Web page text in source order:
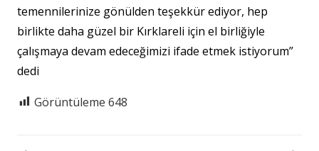
temennilerinize gönülden teşekkür ediyor, hep
birlikte daha güzel bir Kırklareli için el birliğiyle
çalışmaya devam edeceğimizi ifade etmek istiyorum”
dedi
Görüntüleme 648